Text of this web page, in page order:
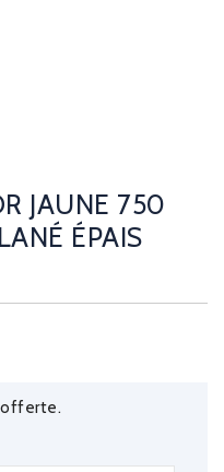
JAUNE 750
ÉPAIS
offerte.